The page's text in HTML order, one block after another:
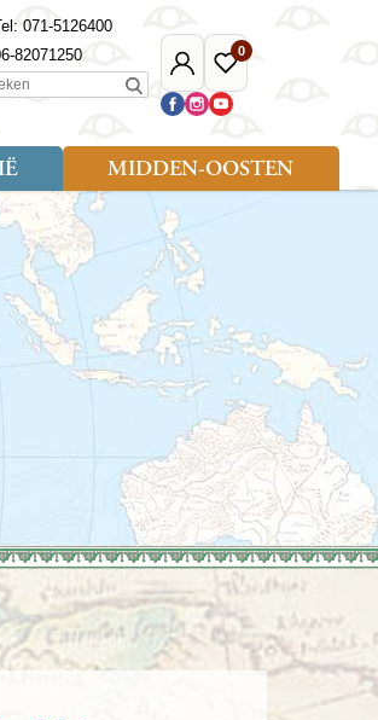
Mijn
Djoser
0
Favoriete
reizen
071-5126400
82071250
Noord-Macedonië
Noorwegen
Polen
Portugal
Roemenië
Sardinië
Verenigd Koninkrijk
Korea
MIDDEN-OOSTEN
Landen
Egypte
Jordanië
Marokko
Oman
Saoedi-Arabië
Tunesië
Turkije